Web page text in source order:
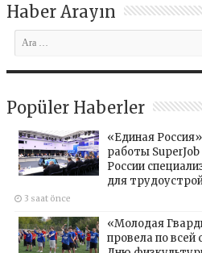
Haber Arayın
Popüler Haberler
«Единая
работы
России
для
3 saat önce
«Молодая
провела по всей